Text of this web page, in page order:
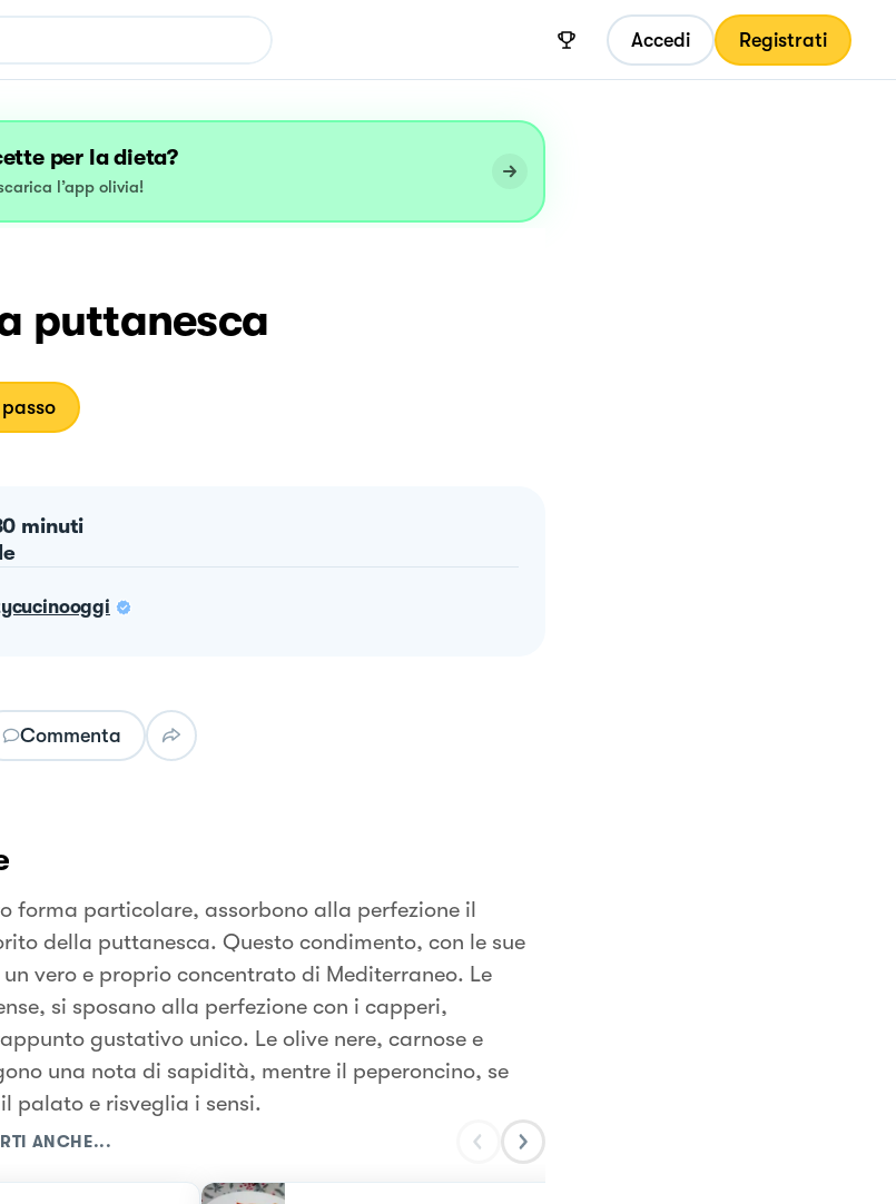
Accedi Registrati
per la dieta?
l’app olivia!
puttanesca
minuti
Commenta
forma particolare, assorbono alla perfezione il
della puttanesca. Questo condimento, con le sue
vero e proprio concentrato di Mediterraneo. Le
si sposano alla perfezione con i capperi,
gustativo unico. Le olive nere, carnose e
una nota di sapidità, mentre il peperoncino, se
palato e risveglia i sensi.
ANCHE...